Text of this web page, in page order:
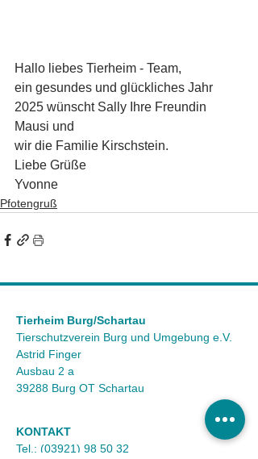
Hallo liebes Tierheim - Team,
ein gesundes und glückliches Jahr
2025 wünscht Sally Ihre Freundin
Mausi und
wir die Familie Kirschstein.
Liebe Grüße
Yvonne
Pfotengruß
Tierheim Burg/Schartau
Tierschutzverein Burg und Umgebung e.V.
Astrid Finger
Ausbau 2 a
39288 Burg OT Schartau
KONTAKT
Tel.: (03921) 98 50 32